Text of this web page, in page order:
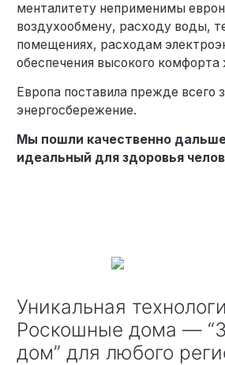
менталитету неприменимы
воздухообмену, расходу воды,
помещениях, расходам
обеспечения высокого комфорта
Европа поставила прежде всего
энергосбережение.
Мы пошли качественно
идеальный для здоровья
Уникальная технология ГК
Роскошные дома —
дом” для любого